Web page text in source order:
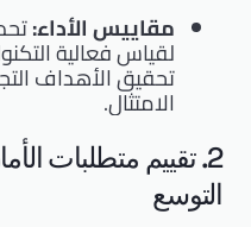
مقاييس الأداء:
لقياس فعالية
تحقيق الأهداف
الامتثال.
2. تقييم متطلبات
التوسع